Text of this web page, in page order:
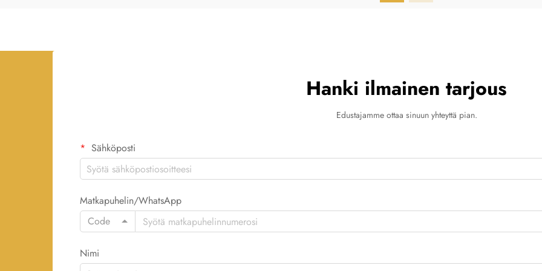
Hanki ilmainen tarjous
Edustajamme ottaa sinuun yhteyttä pian.
Sähköposti
Matkapuhelin/WhatsApp
Code
Nimi